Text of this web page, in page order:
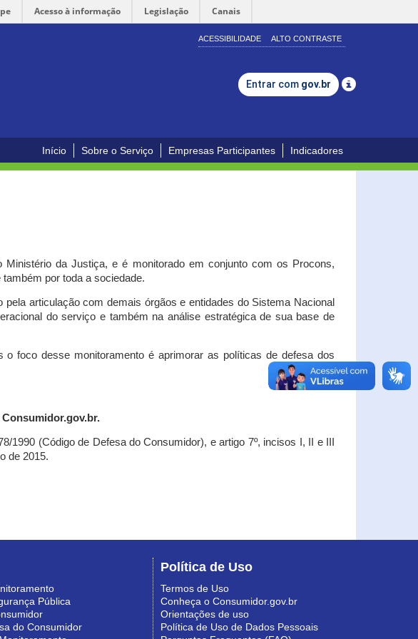
Acesso à informação Legislação Canais
ACESSIBILIDADE ALTO CONTRASTE
Entrar com gov.br
Início Sobre o Serviço Empresas Participantes Indicadores
da Justiça, e é monitorado em conjunto com os Procons,
por toda a sociedade.
articulação com demais órgãos e entidades do Sistema Nacional
do serviço e também na análise estratégica de sua base de
foco desse monitoramento é aprimorar as políticas de defesa dos
Consumidor.gov.br.
1990 (Código de Defesa do Consumidor), e artigo 7º, incisos I, II e III
de 2015.
Pública
do Consumidor
Política de Uso
Termos de Uso
Conheça o Consumidor.gov.br
Orientações de uso
Política de Uso de Dados Pessoais